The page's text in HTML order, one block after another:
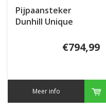
Pijpaansteker
Dunhill Unique
€794,99
Meer info